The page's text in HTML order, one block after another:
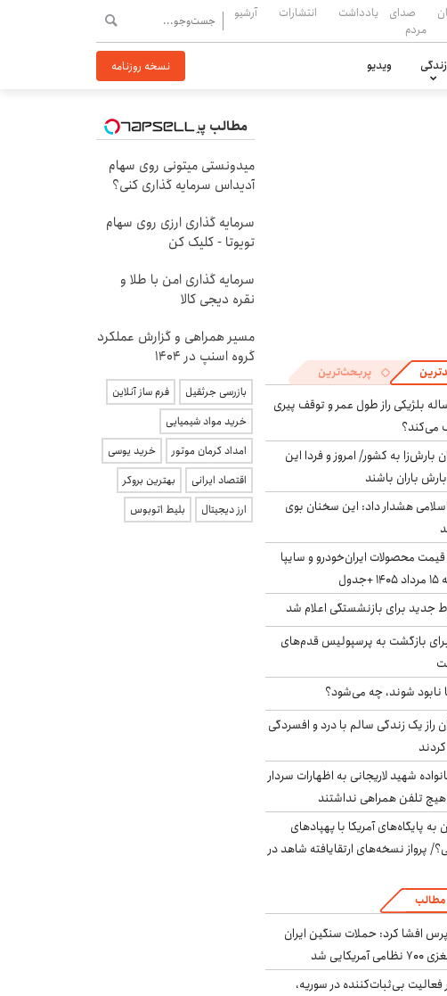
صدای
مردم
یادداشت انتشارات آرشیو
زندگی ویدیو نسخه روزنامه
پربحث‌ترین
۱۵ ساله بلژیکی راز طول عمر و توقف پیری
می‌کند؟
بارش‌زا به کشور/ امروز و فردا این
باران باشند
هشدار داد: این سخنان بوی
قیمت محصولات ایران‌خودرو و سایپا
جدید برای بازنشستگی اعلام شد
بازگشت به پرسپولیس قدم‌های
نابود شوند، چه می‌شود؟
راز یک زندگی سالم با درد و افسردگی
شهید لاریجانی به اظهارات سردار
تلفن همراهی نداشتند
به پایگاه‌های آمریکا با پهپادهای
پرواز نسخه‌های ارتقایافته شاهد در
افشا کرد: حملات سنگین ایران
شد
بی‌ثبات‌کننده در سوریه،
مطالب پیشنهادی
میدونستی میتونی روی سهام
آدیداس سرمایه گذاری کنی؟
سرمایه گذاری ارزی روی سهام
تویوتا - کلیک کن
سرمایه گذاری امن با طلا و
نقره دیجی کالا
مسیر همراهی و گزارش عملکرد
گروه اسنپ در ۱۴۰۴
بازرسی جرثقیل
فرم ساز آنلاین
خرید مواد شیمیایی
امداد کرمان موتور
خرید یوسی
اقتصاد ایرانی
بهترین بروکر
ارز دیجیتال
بلیط اتوبوس